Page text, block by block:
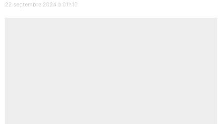
22 septembre 2024 à 01h10